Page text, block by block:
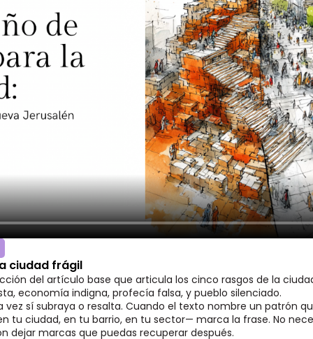
ciudad frágil
del artículo base que articula los cinco rasgos de la
economía indigna, profecía falsa, y pueblo silenciado.
vez sí subraya o resalta. Cuando el texto nombre un patrón
tu ciudad, en tu barrio, en tu sector— marca la frase. No
dejar marcas que puedas recuperar después.